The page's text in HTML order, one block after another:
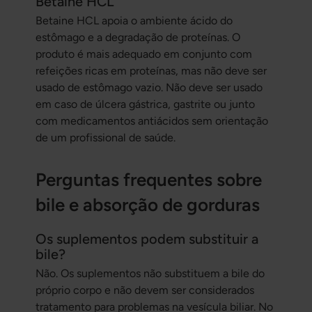
Betaine HCL apoia o ambiente ácido do
estômago e a degradação de proteínas. O
produto é mais adequado em conjunto com
refeições ricas em proteínas, mas não deve ser
usado de estômago vazio. Não deve ser usado
em caso de úlcera gástrica, gastrite ou junto
com medicamentos antiácidos sem orientação
de um profissional de saúde.
Perguntas frequentes sobre
bile e absorção de gorduras
Os suplementos podem substituir a
bile?
Não. Os suplementos não substituem a bile do
próprio corpo e não devem ser considerados
tratamento para problemas na vesícula biliar. No